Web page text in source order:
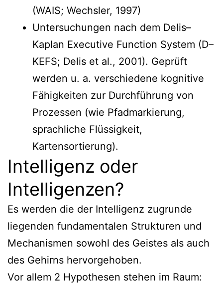
(WAIS; Wechsler, 1997)
Untersuchungen nach dem Delis–
Kaplan Executive Function System (D–
KEFS; Delis et al., 2001). Geprüft
werden u. a. verschiedene kognitive
Fähigkeiten zur Durchführung von
Prozessen (wie Pfadmarkierung,
sprachliche Flüssigkeit,
Kartensortierung).
Intelligenz oder
Intelligenzen?
Es werden die der Intelligenz zugrunde
liegenden fundamentalen Strukturen und
Mechanismen sowohl des Geistes als auch
des Gehirns hervorgehoben.
Vor allem 2 Hypothesen stehen im Raum: